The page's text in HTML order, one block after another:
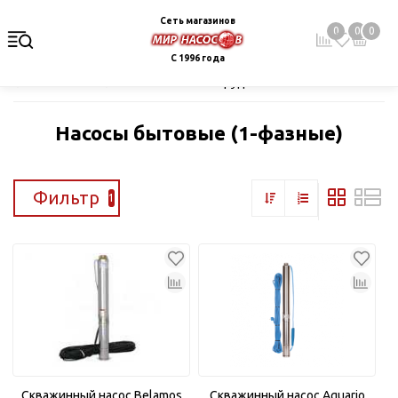
Сеть магазинов
С 1996 года
0 0 0
Насосы бытовые (1-фазные)
Фильтр 1